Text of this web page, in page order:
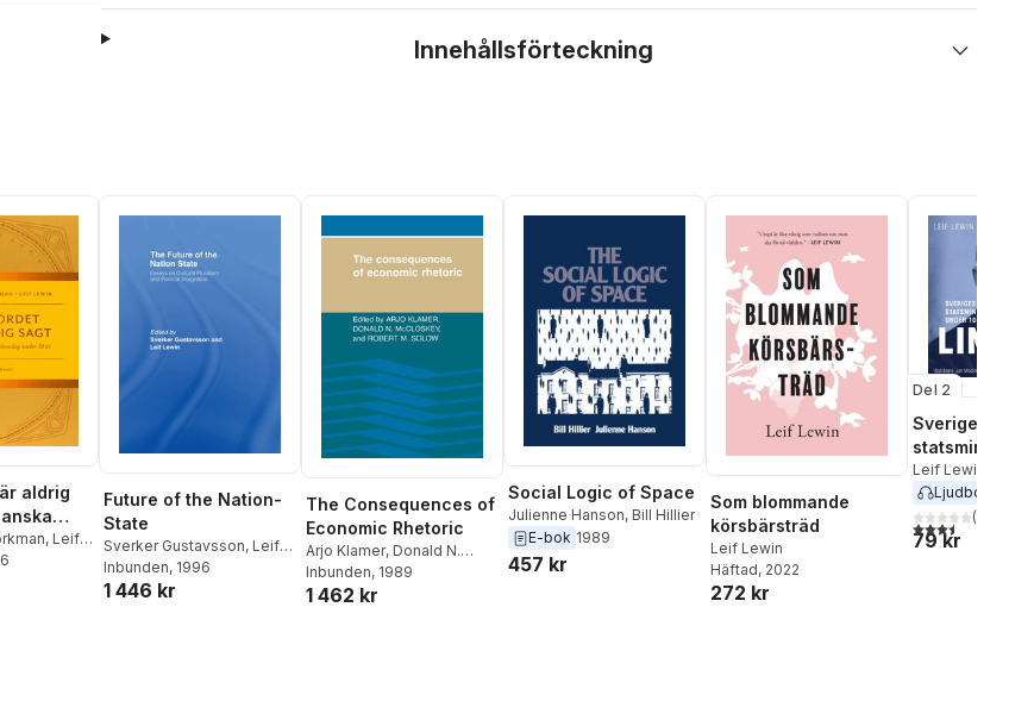
Innehållsförteckning
aldrig
, Leif
Future of the Nation-
State
Sverker Gustavsson, Leif
Lewin
Inbunden, 1996
1 446 kr
The Consequences of
Economic Rhetoric
Arjo Klamer, Donald N.
McCloskey,Robert M.
Solow
Inbunden, 1989
1 462 kr
Social Logic of Space
Julienne Hanson, Bill Hillier
E-bok 1989
457 kr
Som blommande
körsbärsträd
Leif Lewin
Häftad, 2022
272 kr
Del 2
Sveriges
statsministrar
100 år : Arvid
Leif Lewin
Ljudbok
3,5utav 5(
79 kr